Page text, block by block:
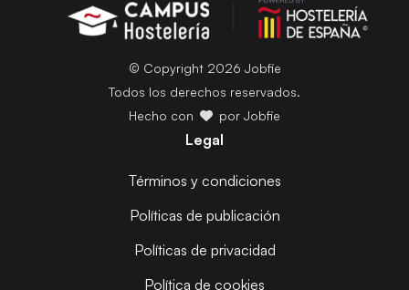
© Copyright 2026 Jobfie
Todos los derechos reservados.
Hecho con
por Jobfie
Legal
Términos y condiciones
Políticas de publicación
Políticas de privacidad
Política de cookies